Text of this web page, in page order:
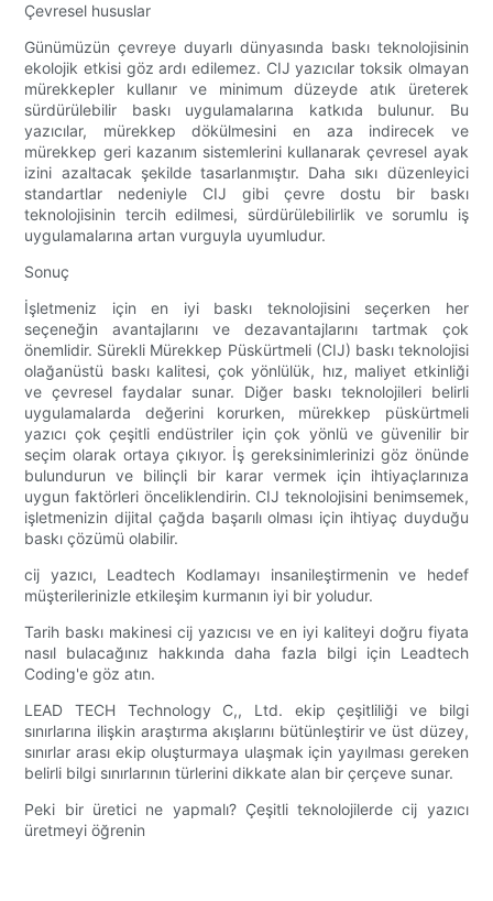
Çevresel hususlar
Günümüzün çevreye duyarlı dünyasında baskı teknolojisinin
ekolojik etkisi göz ardı edilemez. CIJ yazıcılar toksik olmayan
mürekkepler kullanır ve minimum düzeyde atık üreterek
sürdürülebilir baskı uygulamalarına katkıda bulunur. Bu
yazıcılar, mürekkep dökülmesini en aza indirecek ve
mürekkep geri kazanım sistemlerini kullanarak çevresel ayak
izini azaltacak şekilde tasarlanmıştır. Daha sıkı düzenleyici
standartlar nedeniyle CIJ gibi çevre dostu bir baskı
teknolojisinin tercih edilmesi, sürdürülebilirlik ve sorumlu iş
uygulamalarına artan vurguyla uyumludur.
Sonuç
İşletmeniz için en iyi baskı teknolojisini seçerken her
seçeneğin avantajlarını ve dezavantajlarını tartmak çok
önemlidir. Sürekli Mürekkep Püskürtmeli (CIJ) baskı teknolojisi
olağanüstü baskı kalitesi, çok yönlülük, hız, maliyet etkinliği
ve çevresel faydalar sunar. Diğer baskı teknolojileri belirli
uygulamalarda değerini korurken, mürekkep püskürtmeli
yazıcı çok çeşitli endüstriler için çok yönlü ve güvenilir bir
seçim olarak ortaya çıkıyor. İş gereksinimlerinizi göz önünde
bulundurun ve bilinçli bir karar vermek için ihtiyaçlarınıza
uygun faktörleri önceliklendirin. CIJ teknolojisini benimsemek,
işletmenizin dijital çağda başarılı olması için ihtiyaç duyduğu
baskı çözümü olabilir.
cij yazıcı, Leadtech Kodlamayı insanileştirmenin ve hedef
müşterilerinizle etkileşim kurmanın iyi bir yoludur.
Tarih baskı makinesi cij yazıcısı ve en iyi kaliteyi doğru fiyata
nasıl bulacağınız hakkında daha fazla bilgi için Leadtech
Coding'e göz atın.
LEAD TECH Technology C,, Ltd. ekip çeşitliliği ve bilgi
sınırlarına ilişkin araştırma akışlarını bütünleştirir ve üst düzey,
sınırlar arası ekip oluşturmaya ulaşmak için yayılması gereken
belirli bilgi sınırlarının türlerini dikkate alan bir çerçeve sunar.
Peki bir üretici ne yapmalı? Çeşitli teknolojilerde cij yazıcı
üretmeyi öğrenin